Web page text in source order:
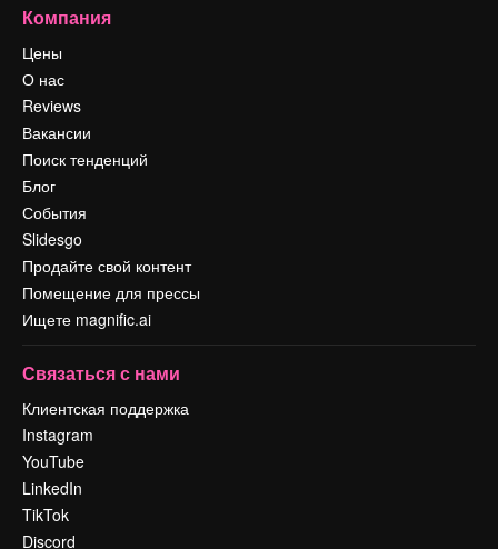
Компания
Цены
О нас
Reviews
Вакансии
Поиск тенденций
Блог
События
Slidesgo
Продайте свой контент
Помещение для прессы
Ищете magnific.ai
Связаться с нами
Клиентская поддержка
Instagram
YouTube
LinkedIn
TikTok
Discord